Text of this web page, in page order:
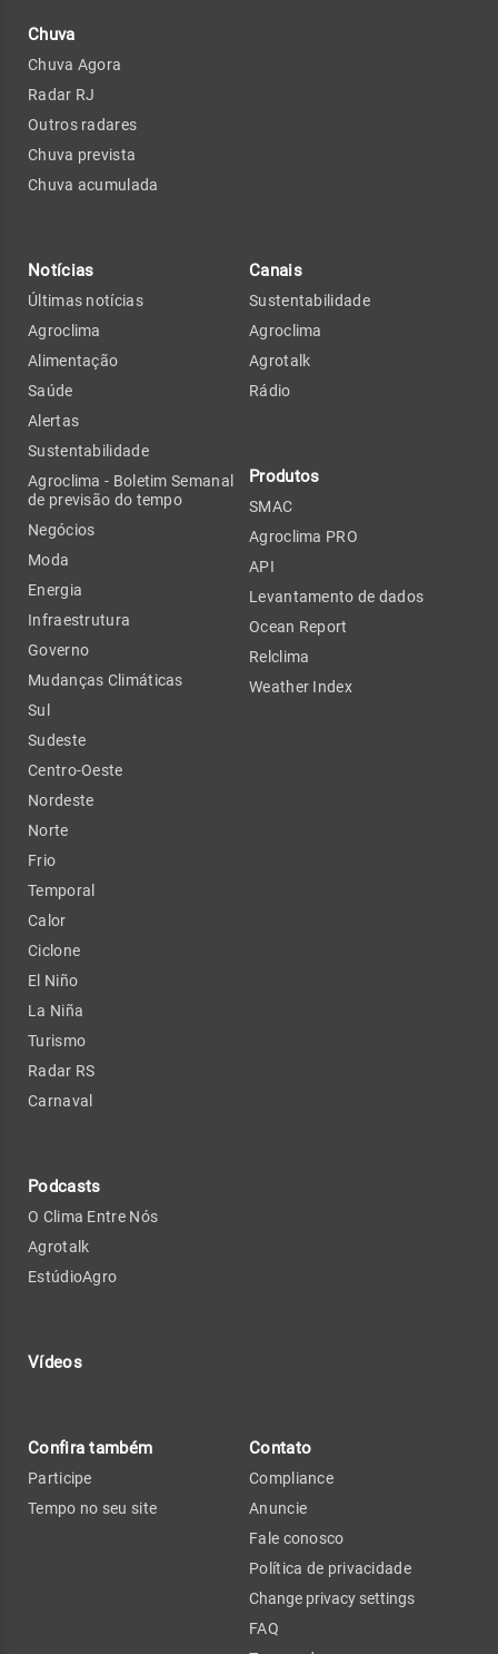
Chuva
Chuva Agora
Radar RJ
Outros radares
Chuva prevista
Chuva acumulada
Notícias
Últimas notícias
Agroclima
Alimentação
Saúde
Alertas
Sustentabilidade
Agroclima - Boletim Semanal
de previsão do tempo
Negócios
Moda
Energia
Infraestrutura
Governo
Mudanças Climáticas
Sul
Sudeste
Centro-Oeste
Nordeste
Norte
Frio
Temporal
Calor
Ciclone
El Niño
La Niña
Turismo
Radar RS
Carnaval
Podcasts
O Clima Entre Nós
Agrotalk
EstúdioAgro
Vídeos
Canais
Sustentabilidade
Agroclima
Agrotalk
Rádio
Produtos
SMAC
Agroclima PRO
API
Levantamento de dados
Ocean Report
Relclima
Weather Index
Confira também
Participe
Tempo no seu site
Contato
Compliance
Anuncie
Fale conosco
Política de privacidade
Change privacy settings
FAQ